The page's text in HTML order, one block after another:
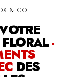
& CO
-
DES